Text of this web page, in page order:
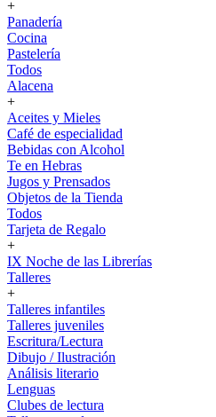
+
Panadería
Cocina
Pastelería
Todos
Alacena
+
Aceites y Mieles
Café de especialidad
Bebidas con Alcohol
Te en Hebras
Jugos y Prensados
Objetos de la Tienda
Todos
Tarjeta de Regalo
+
IX Noche de las Librerías
Talleres
+
Talleres infantiles
Talleres juveniles
Escritura/Lectura
Dibujo / Ilustración
Análisis literario
Lenguas
Clubes de lectura